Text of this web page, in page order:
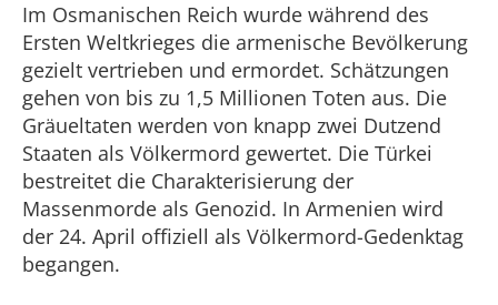
Im Osmanischen Reich wurde während des
Ersten Weltkrieges die armenische Bevölkerung
gezielt vertrieben und ermordet. Schätzungen
gehen von bis zu 1,5 Millionen Toten aus. Die
Gräueltaten werden von knapp zwei Dutzend
Staaten als Völkermord gewertet. Die Türkei
bestreitet die Charakterisierung der
Massenmorde als Genozid. In Armenien wird
der 24. April offiziell als Völkermord-Gedenktag
begangen.